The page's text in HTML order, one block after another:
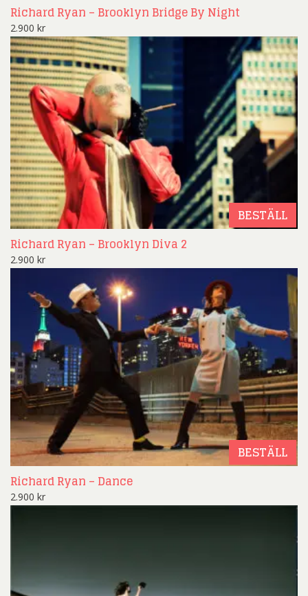
Richard Ryan – Brooklyn Bridge By Night
2.900 kr
BESTÄLL
Richard Ryan – Brooklyn Diva 2
2.900 kr
BESTÄLL
Richard Ryan – Dance
2.900 kr